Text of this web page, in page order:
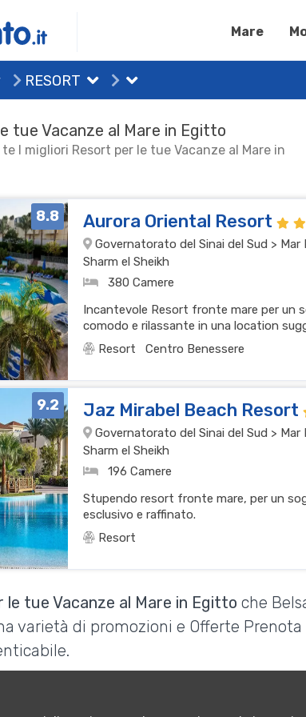
Mare
RESORT
tue Vacanze al Mare in Egitto
I migliori Resort per le tue Vacanze al Mare in
8.8 Aurora Oriental Resort
Governatorato del Sinai del Sud > Mar
Sharm el Sheikh
380 Camere
Incantevole Resort fronte mare per un
comodo e rilassante in una location
Resort
Centro Benessere
9.2 Jaz Mirabel Beach Resort
Governatorato del Sinai del Sud > Mar
Sharm el Sheikh
196 Camere
Stupendo resort fronte mare, per un
esclusivo e raffinato.
Resort
le tue Vacanze al Mare in Egitto che
varietà di promozioni e Offerte